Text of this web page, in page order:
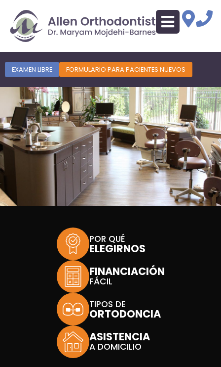
EXAMEN LIBRE FORMULARIO PARA PACIENTES NUEVOS
POR QUÉ
ELEGIRNOS
FINANCIACIÓN
FÁCIL
TIPOS DE
ORTODONCIA
ASISTENCIA
A DOMICILIO